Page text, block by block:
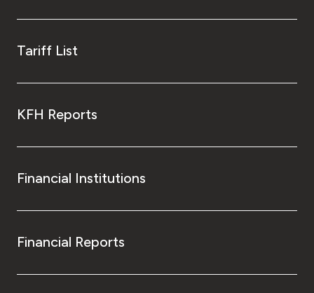
Tariff List
KFH Reports
Financial Institutions
Financial Reports